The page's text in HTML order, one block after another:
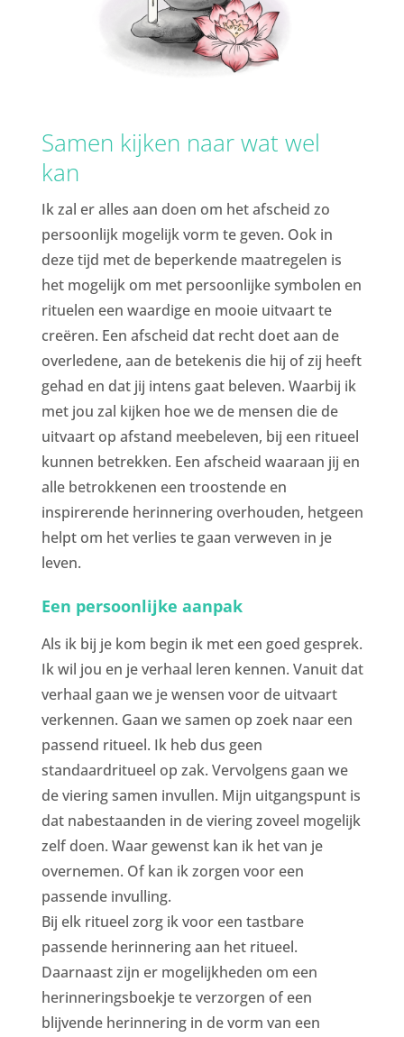
Samen kijken naar wat wel
kan
Ik zal er alles aan doen om het afscheid zo
persoonlijk mogelijk vorm te geven. Ook in
deze tijd met de beperkende maatregelen is
het mogelijk om met persoonlijke symbolen en
rituelen een waardige en mooie uitvaart te
creëren. Een afscheid dat recht doet aan de
overledene, aan de betekenis die hij of zij heeft
gehad en dat jij intens gaat beleven. Waarbij ik
met jou zal kijken hoe we de mensen die de
uitvaart op afstand meebeleven, bij een ritueel
kunnen betrekken. Een afscheid waaraan jij en
alle betrokkenen een troostende en
inspirerende herinnering overhouden, hetgeen
helpt om het verlies te gaan verweven in je
leven.
Een persoonlijke aanpak
Als ik bij je kom begin ik met een goed gesprek.
Ik wil jou en je verhaal leren kennen. Vanuit dat
verhaal gaan we je wensen voor de uitvaart
verkennen. Gaan we samen op zoek naar een
passend ritueel. Ik heb dus geen
standaardritueel op zak. Vervolgens gaan we
de viering samen invullen. Mijn uitgangspunt is
dat nabestaanden in de viering zoveel mogelijk
zelf doen. Waar gewenst kan ik het van je
overnemen. Of kan ik zorgen voor een
passende invulling.
Bij elk ritueel zorg ik voor een tastbare
passende herinnering aan het ritueel.
Daarnaast zijn er mogelijkheden om een
herinneringsboekje te verzorgen of een
blijvende herinnering in de vorm van een